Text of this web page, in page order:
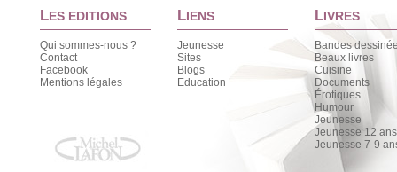
LES EDITIONS
Qui sommes-nous ?
Contact
Facebook
Mentions légales
LIENS
Jeunesse
Sites
Blogs
Education
LIVRES
Bandes
Beaux livres
Cuisine
Documents
Érotiques
Humour
Jeunesse
Jeunesse 12
Jeunesse 7-9